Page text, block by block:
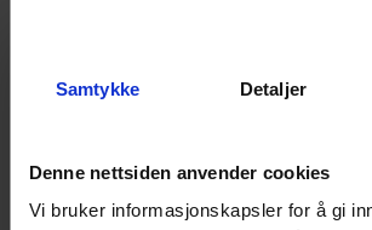
Samtykke Detaljer
Denne nettsiden anvender cookies
Vi bruker informasjonskapsler for å gi
Kan bygges videre med flere
Egnet for garasje, hobbyrom og
Passer som startpunkt for